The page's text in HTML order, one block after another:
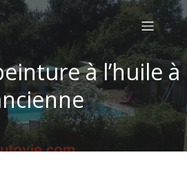
à l’huile à